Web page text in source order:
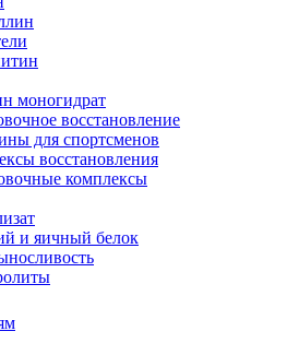
моногидрат
восстановление
для спортсменов
восстановления
комплексы
и яичный белок